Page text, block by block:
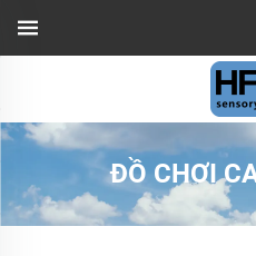
ĐỒ CHƠI